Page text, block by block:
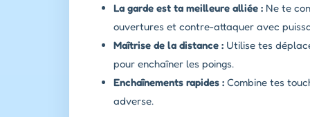
La garde est ta meilleure alliée : Ne te
ouvertures et contre-attaquer avec
Maîtrise de la distance : Utilise tes
pour enchaîner les poings.
Enchaînements rapides : Combine tes
adverse.